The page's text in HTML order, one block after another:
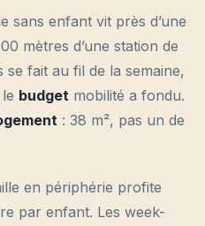
sans enfant vit près d’une
mètres d’une station de
fait au fil de la semaine,
budget mobilité a fondu.
: 38 m², pas un de
en périphérie profite
par enfant. Les week-